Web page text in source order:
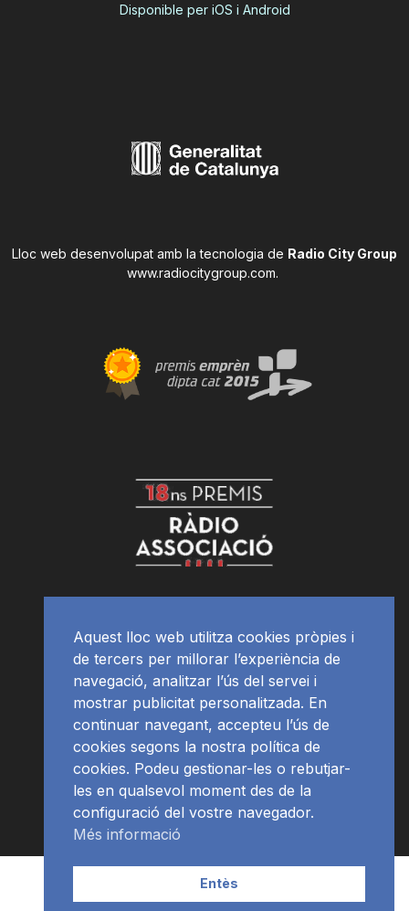
Disponible per iOS i Android
Lloc web desenvolupat amb la tecnologia de Radio City Group
www.radiocitygroup.com.
APP Programació
Aquest lloc web utilitza cookies pròpies i
de tercers per millorar l’experiència de
navegació, analitzar l’ús del servei i
mostrar publicitat personalitzada. En
continuar navegant, accepteu l’ús de
cookies segons la nostra política de
cookies. Podeu gestionar-les o rebutjar-
les en qualsevol moment des de la
configuració del vostre navegador.
Més informació
Entès